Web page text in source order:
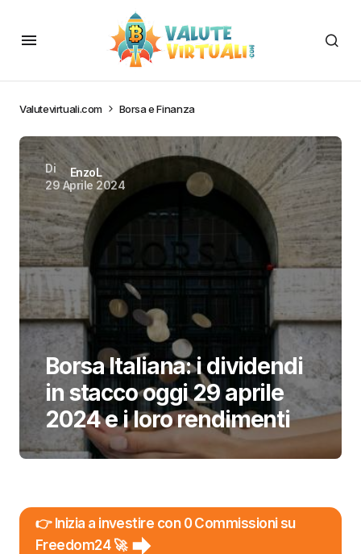
Valutevirtuali.com Borsa e Finanza
Di
EnzoL
29 Aprile 2024
Borsa Italiana: i dividendi
in stacco oggi 29 aprile
2024 e i loro rendimenti
👉 Inizia a investire con 0 Commissioni su
Freedom24 🚀